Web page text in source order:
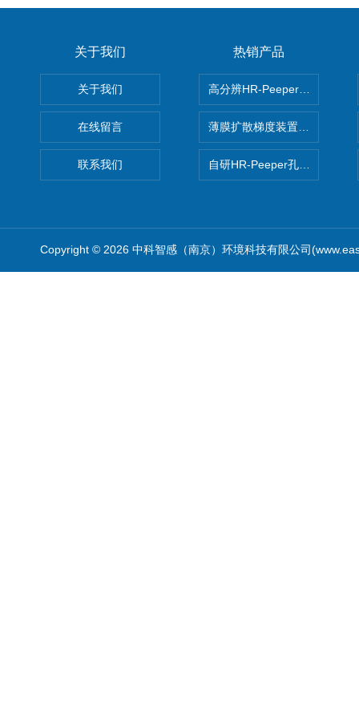
关于我们
关于我们
在线留言
联系我们
热销产品
高分辨HR-Peeper采样器孔隙
薄膜扩散梯度装置 Agl DGT
自研HR-Peeper孔隙水采样器
Copyright © 2026 中科智感（南京）环境科技有限公司